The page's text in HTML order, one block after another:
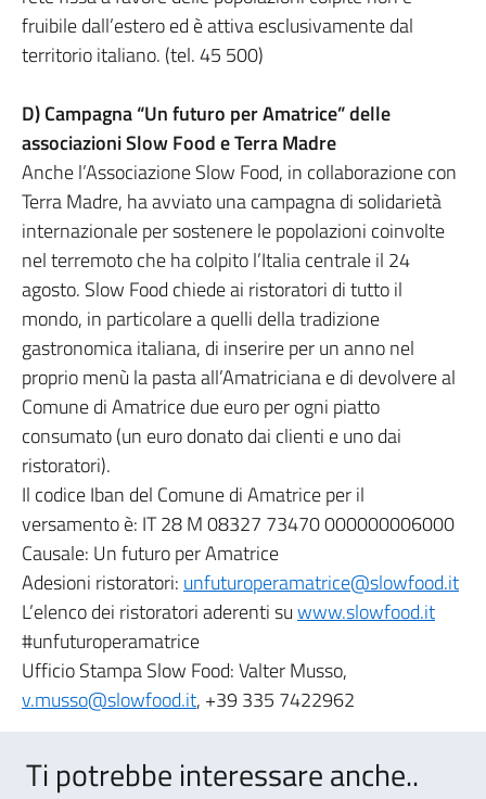
fruibile dall’estero ed è attiva esclusivamente dal
territorio italiano. (tel. 45 500)
D) Campagna “Un futuro per Amatrice” delle
associazioni Slow Food e Terra Madre
Anche l’Associazione Slow Food, in collaborazione con
Terra Madre, ha avviato una campagna di solidarietà
internazionale per sostenere le popolazioni coinvolte
nel terremoto che ha colpito l’Italia centrale il 24
agosto. Slow Food chiede ai ristoratori di tutto il
mondo, in particolare a quelli della tradizione
gastronomica italiana, di inserire per un anno nel
proprio menù la pasta all’Amatriciana e di devolvere al
Comune di Amatrice due euro per ogni piatto
consumato (un euro donato dai clienti e uno dai
ristoratori).
Il codice Iban del Comune di Amatrice per il
versamento è: IT 28 M 08327 73470 000000006000
Causale: Un futuro per Amatrice
Adesioni ristoratori: unfuturoperamatrice@slowfood.it
L’elenco dei ristoratori aderenti suwww.slowfood.it
#unfuturoperamatrice
Ufficio Stampa Slow Food: Valter Musso,
v.musso@slowfood.it, +39 335 7422962
Ti potrebbe interessare anche..